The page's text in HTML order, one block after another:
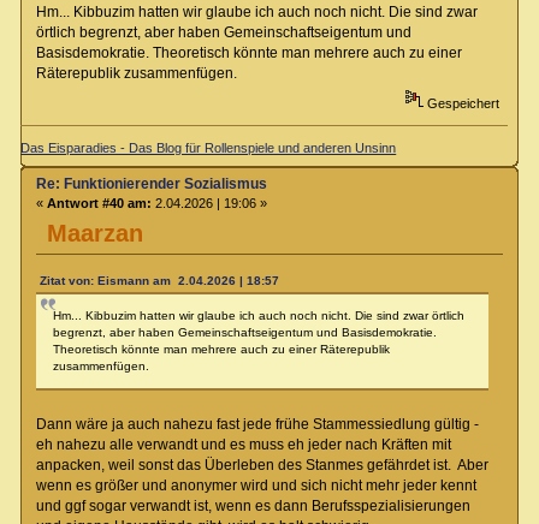
Hm... Kibbuzim hatten wir glaube ich auch noch nicht. Die sind zwar
örtlich begrenzt, aber haben Gemeinschaftseigentum und
Basisdemokratie. Theoretisch könnte man mehrere auch zu einer
Räterepublik zusammenfügen.
Gespeichert
Das Eisparadies - Das Blog für Rollenspiele und anderen Unsinn
Maarzan
Re: Funktionierender Sozialismus
« Antwort #40 am: 2.04.2026 | 19:06 »
Zitat von: Eismann am 2.04.2026 | 18:57
Hm... Kibbuzim hatten wir glaube ich auch noch nicht. Die sind zwar örtlich
begrenzt, aber haben Gemeinschaftseigentum und Basisdemokratie.
Theoretisch könnte man mehrere auch zu einer Räterepublik
zusammenfügen.
Dann wäre ja auch nahezu fast jede frühe Stammessiedlung gültig -
eh nahezu alle verwandt und es muss eh jeder nach Kräften mit
anpacken, weil sonst das Überleben des Stanmes gefährdet ist. Aber
wenn es größer und anonymer wird und sich nicht mehr jeder kennt
und ggf sogar verwandt ist, wenn es dann Berufsspezialisierungen